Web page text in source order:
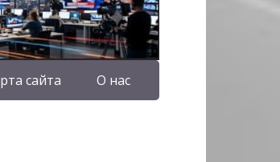
сайта О нас